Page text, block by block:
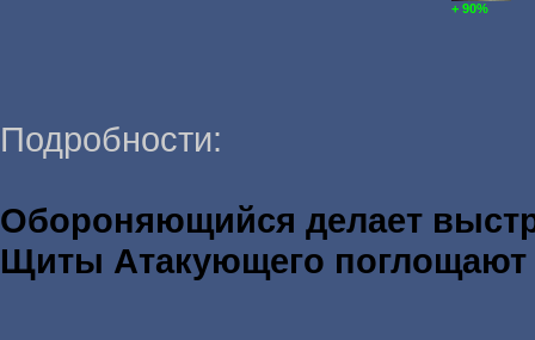
+ 90%
Подробности:
Обороняющийся делает
Щиты Атакующего поглощают